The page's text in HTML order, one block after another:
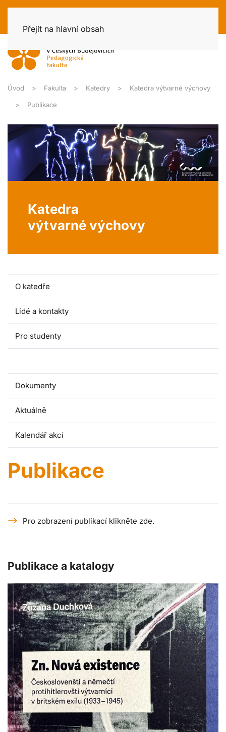
Přejít na hlavní obsah
Úvod Fakulta Katedry Katedra výtvarné výchovy
Publikace
Katedra
výtvarné výchovy
O katedře
Lidé a kontakty
Pro studenty
Dokumenty
Aktuálně
Kalendář akcí
Publikace
Pro zobrazení publikací klikněte zde.
Publikace a katalogy